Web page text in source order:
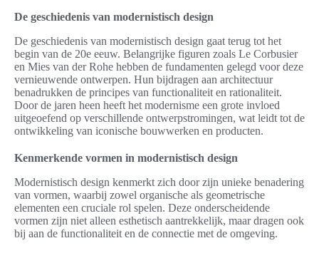
De geschiedenis van modernistisch design
De geschiedenis van modernistisch design gaat terug tot het
begin van de 20e eeuw. Belangrijke figuren zoals Le Corbusier
en Mies van der Rohe hebben de fundamenten gelegd voor deze
vernieuwende ontwerpen. Hun bijdragen aan architectuur
benadrukken de principes van functionaliteit en rationaliteit.
Door de jaren heen heeft het modernisme een grote invloed
uitgeoefend op verschillende ontwerpstromingen, wat leidt tot de
ontwikkeling van iconische bouwwerken en producten.
Kenmerkende vormen in modernistisch design
Modernistisch design kenmerkt zich door zijn unieke benadering
van vormen, waarbij zowel organische als geometrische
elementen een cruciale rol spelen. Deze onderscheidende
vormen zijn niet alleen esthetisch aantrekkelijk, maar dragen ook
bij aan de functionaliteit en de connectie met de omgeving.